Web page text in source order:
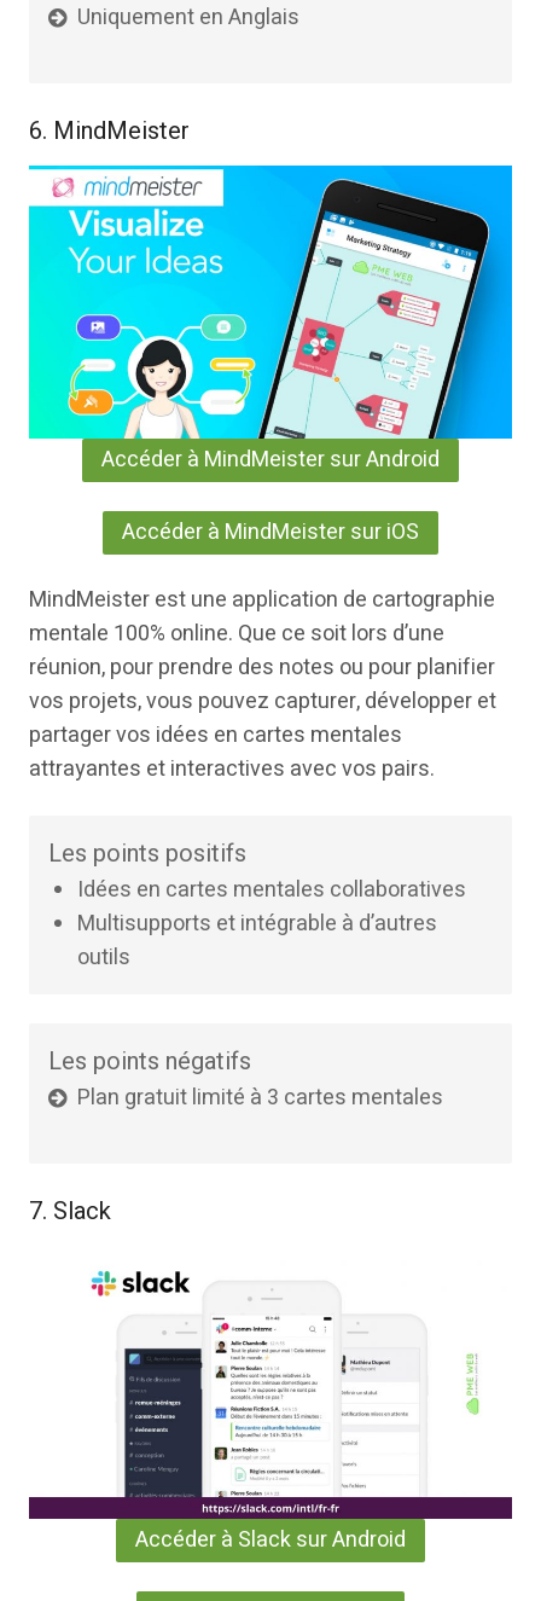
Uniquement en Anglais
6. MindMeister
Accéder à MindMeister sur Android
Accéder à MindMeister sur iOS
MindMeister est une application de cartographie
mentale 100% online. Que ce soit lors d’une
réunion, pour prendre des notes ou pour planifier
vos projets, vous pouvez capturer, développer et
partager vos idées en cartes mentales
attrayantes et interactives avec vos pairs.
Les points positifs
Idées en cartes mentales collaboratives
Multisupports et intégrable à d’autres
outils
Les points négatifs
Plan gratuit limité à 3 cartes mentales
7. Slack
Accéder à Slack sur Android